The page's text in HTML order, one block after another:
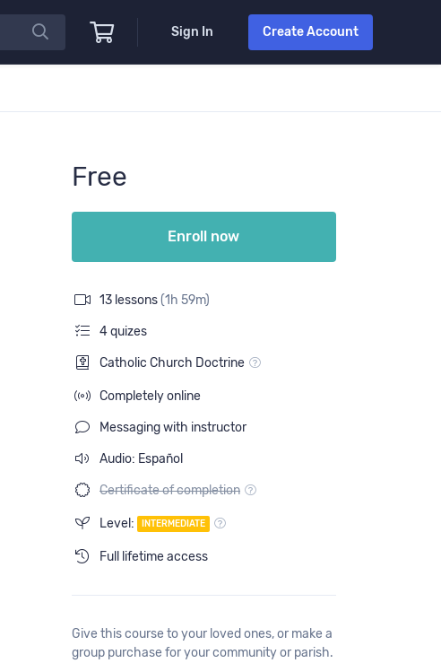
Sign In Create Account
Free
Enroll now
13 lessons(1h 59m)
4 quizes
Catholic Church Doctrine
Completely online
Messaging with instructor
Audio: Español
Certificate of completion
Level: INTERMEDIATE
Full lifetime access
Give this course to your loved ones, or make a
group purchase for your community or parish.